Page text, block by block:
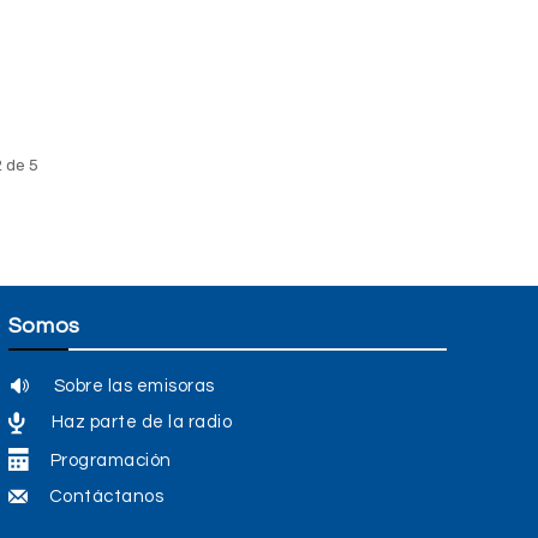
de 5
Somos
Sobre las emisoras
Haz parte de la radio
Programación
Contáctanos